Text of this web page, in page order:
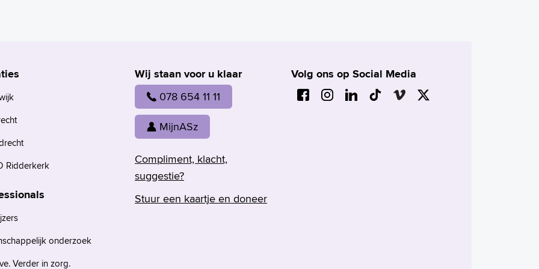
Wij staan voor u klaar
078 654 11 11
MijnASz
Compliment, klacht,
suggestie?
Stuur een kaartje en doneer
Volg ons op Social Media
Ridderkerk
onderzoek
Verder in zorg.